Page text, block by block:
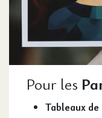
Pour les
Tableaux